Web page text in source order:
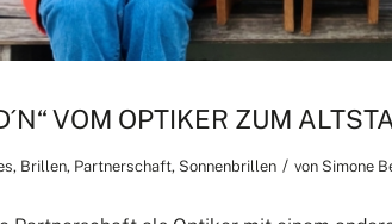
VOM OPTIKER ZUM
, Brillen, Partnerschaft, Sonnenbrillen / von Simone